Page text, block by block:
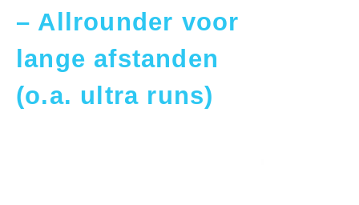
– Allrounder voor
lange afstanden
(o.a. ultra runs)